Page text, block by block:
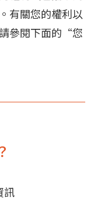
有關您的權利以
參閱下面的“您
訊